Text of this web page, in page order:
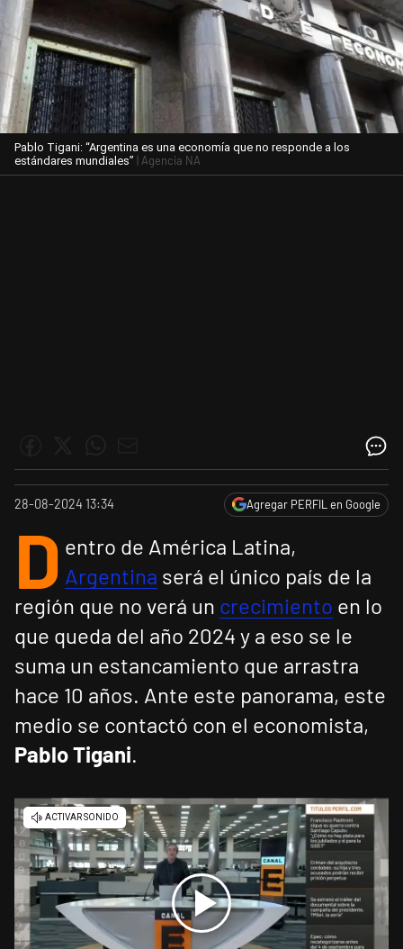
Pablo Tigani: “Argentina es una economía que no responde a los
estándares mundiales” | Agencia NA
28-08-2024 13:34 Agregar PERFIL en Google
D entro de América Latina,
Argentina será el único país de la
región que no verá un crecimiento en lo
que queda del año 2024 y a eso se le
suma un estancamiento que arrastra
hace 10 años. Ante este panorama, este
medio se contactó con el economista,
Pablo Tigani.